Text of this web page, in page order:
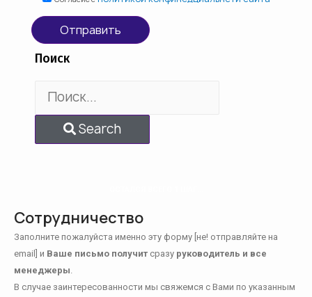
Отправить
Поиск
Search
Сотрудничество
Заполните пожалуйста именно эту форму [не! отправляйте на
email] и Ваше письмо получит сразу руководитель и все
менеджеры
В случае заинтересованности мы свяжемся с Вами по указанным